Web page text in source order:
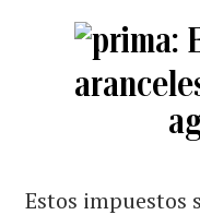
Estos impuestos